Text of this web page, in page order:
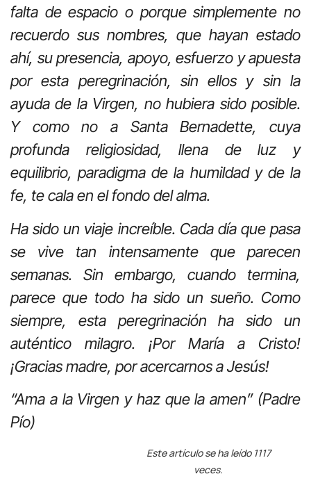
falta de espacio o porque simplemente no
recuerdo sus nombres, que hayan estado
ahí, su presencia, apoyo, esfuerzo y apuesta
por esta peregrinación, sin ellos y sin la
ayuda de la Virgen, no hubiera sido posible.
Y como no a Santa Bernadette, cuya
profunda religiosidad, llena de luz y
equilibrio, paradigma de la humildad y de la
fe, te cala en el fondo del alma.
Ha sido un viaje increíble. Cada día que pasa
se vive tan intensamente que parecen
semanas. Sin embargo, cuando termina,
parece que todo ha sido un sueño. Como
siempre, esta peregrinación ha sido un
auténtico milagro. ¡Por María a Cristo!
¡Gracias madre, por acercarnos a Jesús!
“Ama a la Virgen y haz que la amen” (Padre
Pío)
Este artículo se ha leído 1117
veces.